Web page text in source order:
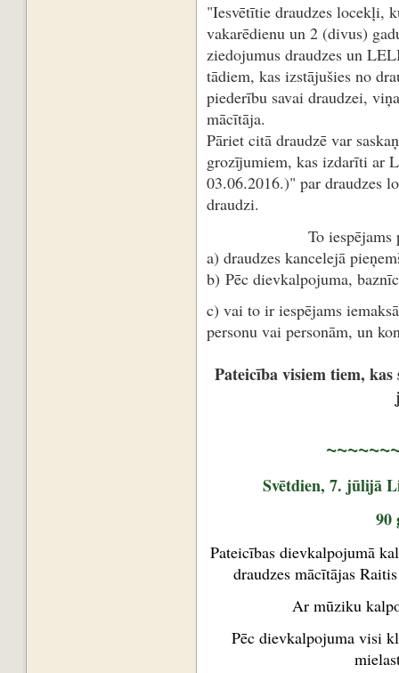
"Iesvētītie draudzes locekļi,
vakarēdienu un 2 (divus)
ziedojumus draudzes un
tādiem, kas izstājušies no
piederību savai draudzei,
mācītāja.
Pāriet citā draudzē var
grozījumiem, kas izdarīti ar
03.06.2016.)" par draudzes
draudzi.
To
a) draudzes kancelejā
b) Pēc dievkalpojuma,
c) vai to ir iespējams
personu vai personām, un
Pateicība visiem tiem,
Svētdien, 7. jūlijā
90
Pateicības dievkalpojumā
draudzes mācītājas
Ar mūziku
Pēc dievkalpojuma visi